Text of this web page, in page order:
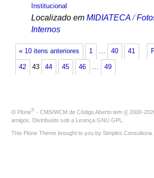
Institucional
Localizado em MIDIATECA /
Internos
« 10 itens anteriores 1 … 40 41
42 43 44 45 46 … 49
O Plone® - CMS/WCM de Código Aberto tem © 2000-
amigos. Distribuído sob a Licença GNU GPL
This Plone Theme brought to you by Simples Consultoria